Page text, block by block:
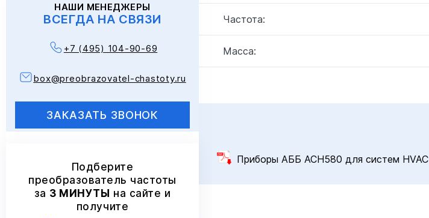
НАШИ МЕНЕДЖЕРЫ
ВСЕГДА НА СВЯЗИ
+7 (495) 104-90-69
box@preobrazovatel-chastoty.ru
ЗАКАЗАТЬ ЗВОНОК
Подберите
преобразователь частоты
за 3 МИНУТЫ на сайте и
получите
Частота:
Масса:
Приборы АББ ACH580 для систем HVAC